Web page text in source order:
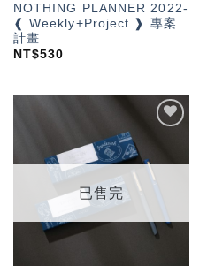
NOTHING PLANNER 2022-
❰ Weekly+Project ❱ 專案
計畫
NT$530
望輕
已售完